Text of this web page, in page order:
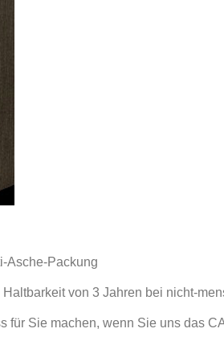
Asche-Packung
von 3 Jahren bei nicht-
für Sie machen, wenn Sie uns das